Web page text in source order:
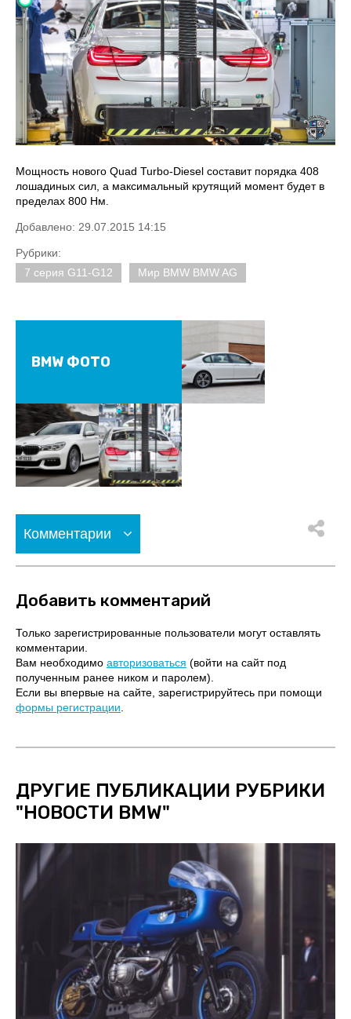
Мощность нового Quad Turbo-Diesel составит порядка 408
лошадиных сил, а максимальный крутящий момент будет в
пределах 800 Нм.
Добавлено: 29.07.2015 14:15
Рубрики:
7 серия G11-G12
Мир BMW BMW AG
BMW ФОТО
Комментарии
Добавить комментарий
Только зарегистрированные пользователи могут оставлять
комментарии.
Вам необходимо авторизоваться (войти на сайт под
полученным ранее ником и паролем).
Если вы впервые на сайте, зарегистрируйтесь при помощи
формы регистрации
ДРУГИЕ ПУБЛИКАЦИИ РУБРИКИ
"НОВОСТИ BMW"